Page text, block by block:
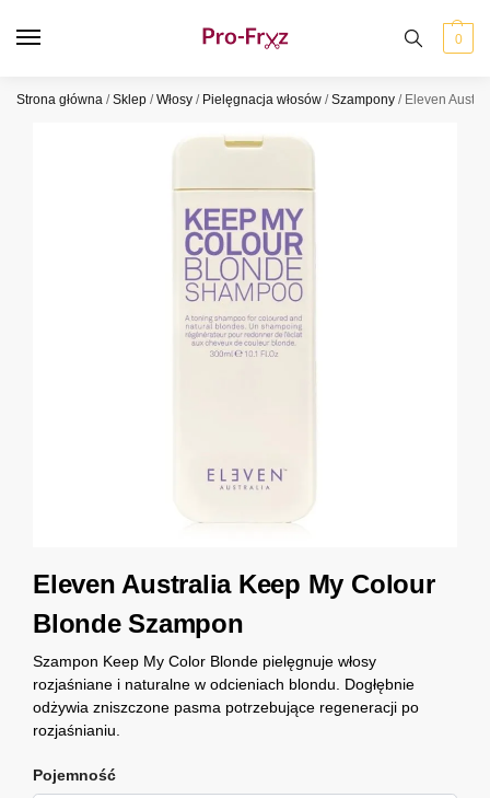
0
Strona główna /Sklep /Włosy / Pielęgnacja włosów /Szampony / Eleven
Eleven Australia Keep My Colour
Blonde Szampon
Szampon Keep My Color Blonde pielęgnuje włosy
rozjaśniane i naturalne w odcieniach blondu. Dogłębnie
odżywia zniszczone pasma potrzebujące regeneracji po
rozjaśnianiu.
Pojemność